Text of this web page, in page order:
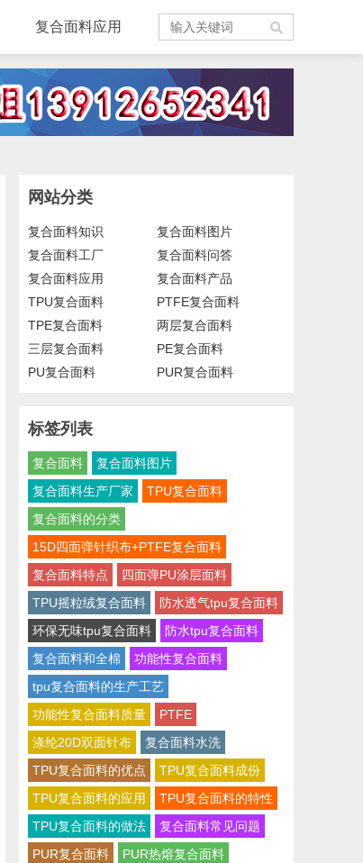
复合面料应用
网站分类
复合面料知识
复合面料图片
复合面料工厂
复合面料问答
复合面料应用
复合面料产品
TPU复合面料
PTFE复合面料
TPE复合面料
两层复合面料
三层复合面料
PE复合面料
PU复合面料
PUR复合面料
标签列表
复合面料
复合面料图片
复合面料生产厂家
TPU复合面料
复合面料的分类
15D四面弹针织布+PTFE复合面料
复合面料特点
四面弹PU涂层面料
TPU摇粒绒复合面料
防水透气tpu复合面料
环保无味tpu复合面料
防水tpu复合面料
复合面料和全棉
功能性复合面料
tpu复合面料的生产工艺
功能性复合面料质量
PTFE
涤纶20D双面针布
复合面料水洗
TPU复合面料的优点
TPU复合面料成份
TPU复合面料的应用
TPU复合面料的特性
TPU复合面料的做法
复合面料常见问题
PUR复合面料
PUR热熔复合面料